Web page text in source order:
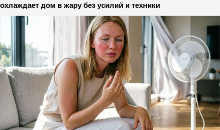
охлаждает дом в жару без усилий и техники